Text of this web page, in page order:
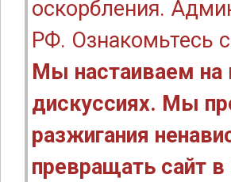
оскорбления.
РФ. Ознакомьтесь
Мы настаиваем на
дискуссиях. Мы
разжигания
превращать сайт